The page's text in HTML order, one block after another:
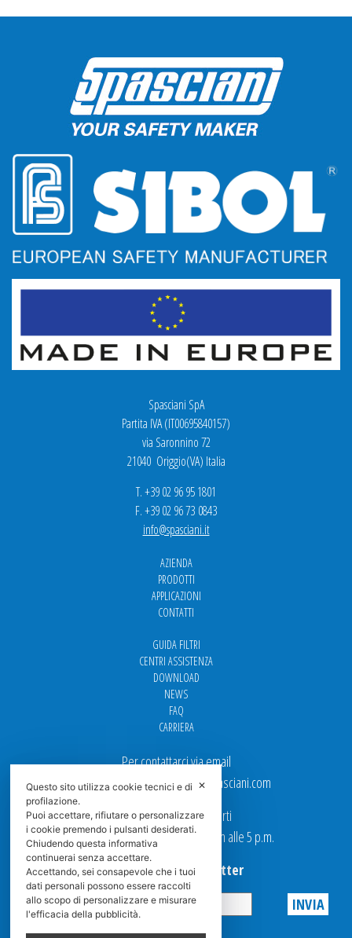
Spasciani SpA
Partita IVA (IT00695840157)
via Saronnino 72
21040 Origgio(VA) Italia
T. +39 02 96 95 1801
F. +39 02 96 73 0843
info@spasciani.it
AZIENDA
PRODOTTI
APPLICAZIONI
CONTATTI
GUIDA FILTRI
CENTRI ASSISTENZA
DOWNLOAD
NEWS
FAQ
CARRIERA
Per contattarci via email
Ufficio Vendite: italy.sales@spasciani.com
I nostri uffici sono aperti
dal Lunedi al Venerdi dalle 9 a.m alle 5 p.m.
Iscriviti alla Newsletter
Privacy
✕
Questo sito utilizza cookie tecnici e di
profilazione.
Puoi accettare, rifiutare o personalizzare
i cookie premendo i pulsanti desiderati.
Chiudendo questa informativa
continuerai senza accettare.
Accettando, sei consapevole che i tuoi
dati personali possono essere raccolti
allo scopo di personalizzare e misurare
l'efficacia della pubblicità.